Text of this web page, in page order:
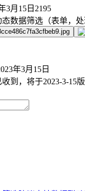
3月15日 2195
数据筛选（表单，处
年3月15日
到，将于2023-3-15版